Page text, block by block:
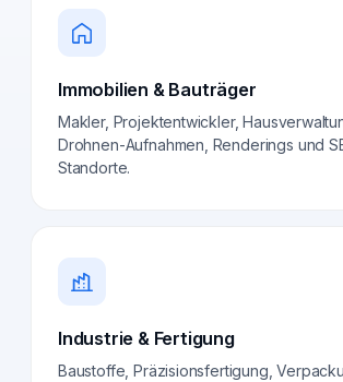
Immobilien & Bauträger
Makler, Projektentwickler,
Drohnen-Aufnahmen, Renderings und
Standorte.
Industrie & Fertigung
Baustoffe, Präzisionsfertigung,